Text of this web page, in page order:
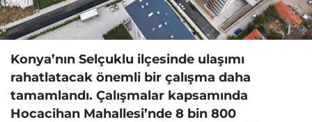
Konya’nın Selçuklu ilçesinde ulaşımı
rahatlatacak önemli bir çalışma daha
tamamlandı. Çalışmalar kapsamında
Hocacihan Mahallesi’nde 8 bin 800